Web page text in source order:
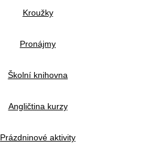
Kroužky
Pronájmy
Školní knihovna
Angličtina kurzy
Prázdninové aktivity